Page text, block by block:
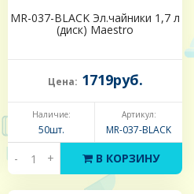
MR-037-BLACK Эл.чайники 1,7 л
(диск) Maestro
Цена: 1719руб.
Наличие:
50шт.
Артикул:
MR-037-BLACK
- + В КОРЗИНУ